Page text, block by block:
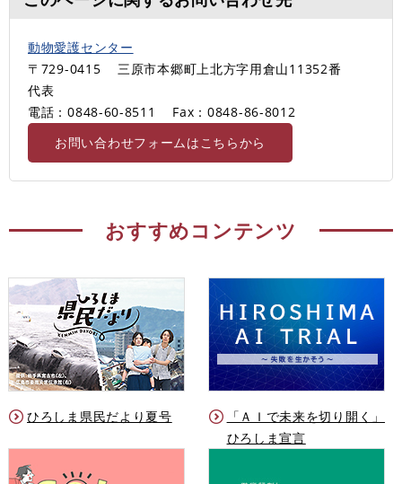
動物愛護センター
〒729-0415
三原市本郷町上北方字用倉山11352番
代表
電話：0848-60-8511
Fax：0848-86-8012
お問い合わせフォームはこちらから
おすすめコンテンツ
ひろしま県民だより夏号
「ＡＩで未来を切り開く」
ひろしま宣言